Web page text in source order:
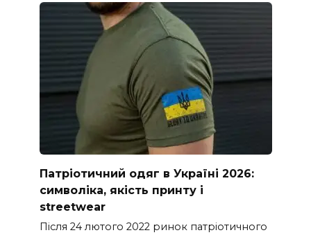
Патріотичний одяг в Україні 2026:
символіка, якість принту і
streetwear
Після 24 лютого 2022 ринок патріотичного